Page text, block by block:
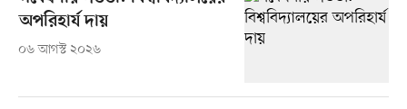
অপরিহার্য দায়
০৬ আগস্ট ২০২৬